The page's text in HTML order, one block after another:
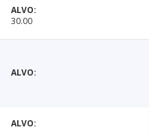
30.00